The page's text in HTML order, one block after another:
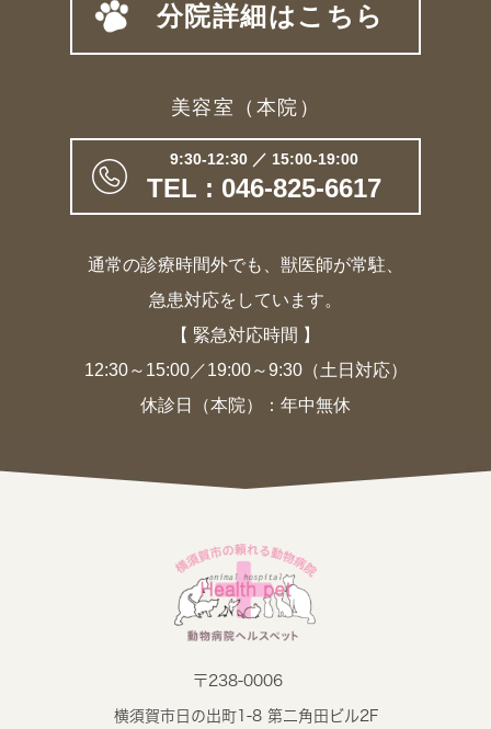
分院詳細はこちら
美容室（本院）
9:30-12:30 ／ 15:00-19:00
TEL : 046-825-6617
通常の診療時間外でも、獣医師が常駐、
急患対応をしています。
【 緊急対応時間 】
12:30～15:00／19:00～9:30（土日対応）
休診日（本院）：年中無休
〒238-0006
横須賀市日の出町1-8 第二角田ビル2F